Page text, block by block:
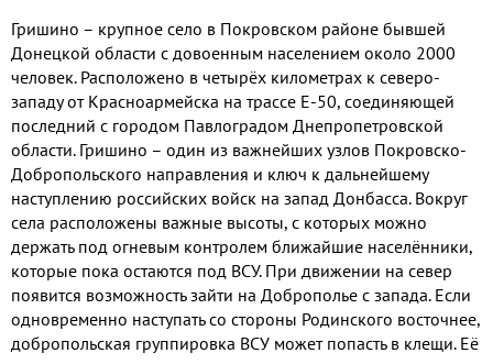
Гришино – крупное село в Покровском районе бывшей
Донецкой области с довоенным населением около 2000
человек. Расположено в четырёх километрах к северо-
западу от Красноармейска на трассе Е-50, соединяющей
последний с городом Павлоградом Днепропетровской
области. Гришино – один из важнейших узлов Покровско-
Добропольского направления и ключ к дальнейшему
наступлению российских войск на запад Донбасса. Вокруг
села расположены важные высоты, с которых можно
держать под огневым контролем ближайшие населённики,
которые пока остаются под ВСУ. При движении на север
появится возможность зайти на Доброполье с запада. Если
одновременно наступать со стороны Родинского восточнее,
добропольская группировка ВСУ может попасть в клещи. Её